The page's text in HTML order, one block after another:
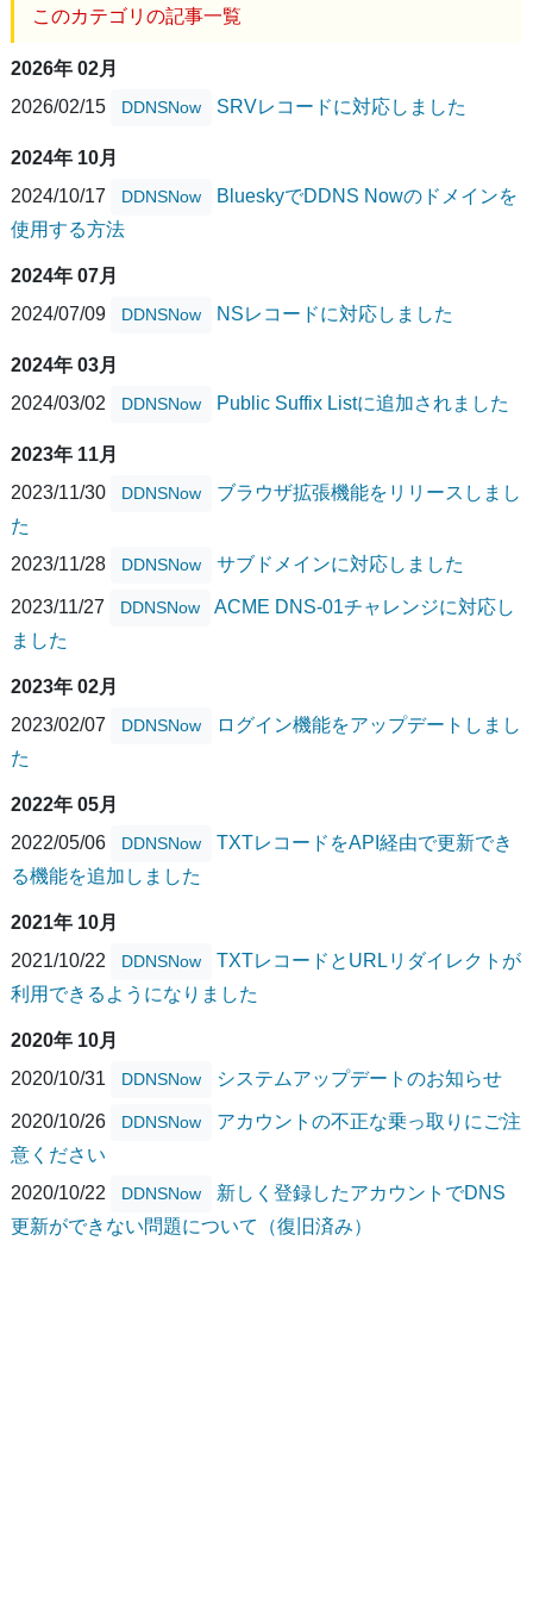
このカテゴリの記事一覧
2026年 02月
2026/02/15
DDNSNow SRVレコードに対応しました
2024年 10月
2024/10/17
DDNSNow
BlueskyでDDNS Nowのドメインを
使用する方法
2024年 07月
2024/07/09
DDNSNow NSレコードに対応しました
2024年 03月
2024/03/02
DDNSNow Public Suffix Listに追加されました
2023年 11月
2023/11/30
DDNSNow
ブラウザ拡張機能をリリースしまし
た
2023/11/28
DDNSNow サブドメインに対応しました
2023/11/27 DDNSNow
ACME DNS-01チャレンジに対応し
ました
2023年 02月
2023/02/07
DDNSNow
ログイン機能をアップデートしまし
た
2022年 05月
2022/05/06
DDNSNow
TXTレコードをAPI経由で更新でき
る機能を追加しました
2021年 10月
2021/10/22
DDNSNow
TXTレコードとURLリダイレクトが
利用できるようになりました
2020年 10月
2020/10/31
DDNSNow システムアップデートのお知らせ
2020/10/26 DDNSNow
アカウントの不正な乗っ取りにご注
意ください
2020/10/22
DDNSNow
新しく登録したアカウントでDNS
更新ができない問題について（復旧済み）